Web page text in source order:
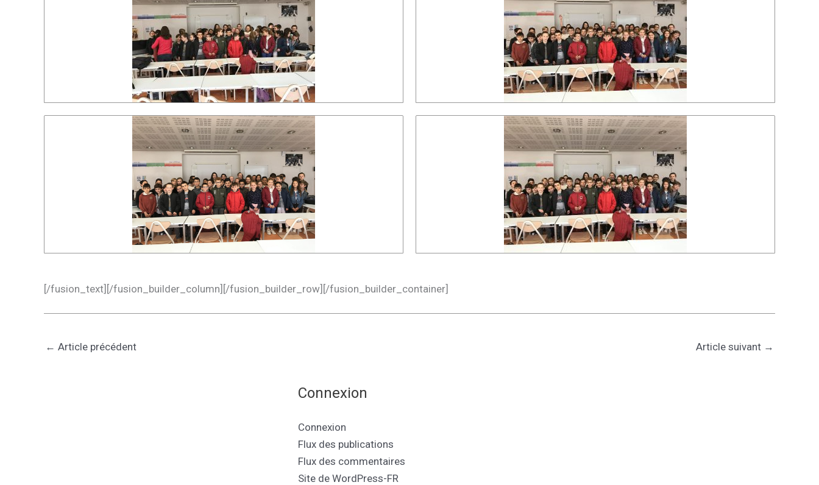
[/fusion_text][/fusion_builder_column][/fusion_builder_row][/fusion_builder_container]
← Article précédent Article suivant →
Connexion
Connexion
Flux des publications
Flux des commentaires
Site de WordPress-FR